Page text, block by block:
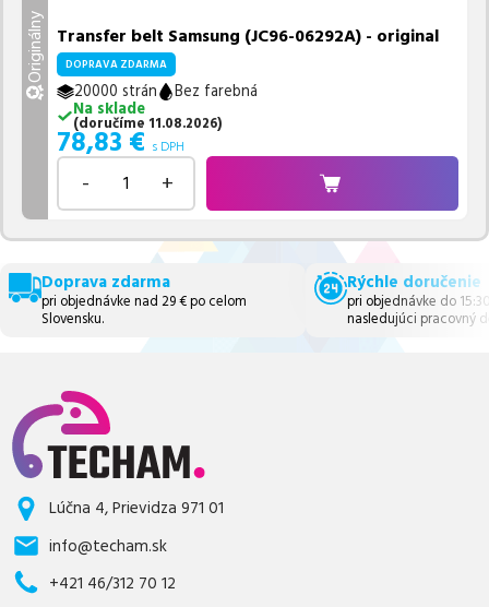
Originálny Transfer belt Samsung (JC96-06292A) - original
DOPRAVA ZDARMA
20000 strán
Bez farebná
Na sklade
(doručíme 11.08.2026)
78,83 € s DPH
- +
Doprava zdarma
pri objednávke nad 29 € po celom
Slovensku.
Rýchle doručenie
pri objednávke do
nasledujúci pracovný
Lúčna 4, Prievidza 971 01
info@techam.sk
+421 46/312 70 12